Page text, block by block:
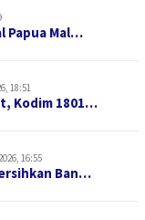
Papua Mal…
18:51
Kodim 1801…
16:55
Ban…